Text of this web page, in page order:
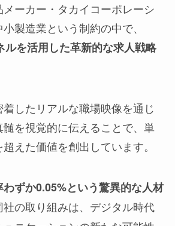
ーカー・タカイコーポレーシ
製造業という制約の中で、
を活用した革新的な求人戦略
したリアルな職場映像を通じ
を視覚的に伝えることで、単
えた価値を創出しています。
わずか0.05%という驚異的な人材
社の取り組みは、デジタル時代